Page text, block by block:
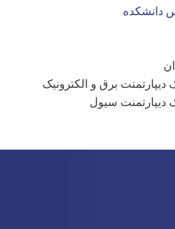
دانشکده
دیپارتمنت برق و الکترونیک
دیپارتمنت سیول